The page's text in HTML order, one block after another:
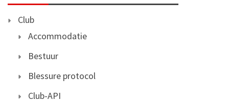
Club
Accommodatie
Bestuur
Blessure protocol
Club-API